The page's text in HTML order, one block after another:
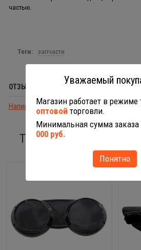
частью.
Теги: запчасти
ОТЗЫВЫ (0)
Написать отзыв
ТАКЖЕ ВАС МОГУТ
Уважаемый
Магазин работает в режиме
оптовой торговли.
Минимальная сумма заказа
000 руб.
Понятно